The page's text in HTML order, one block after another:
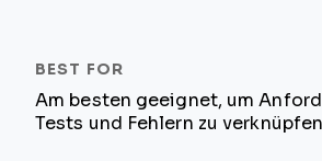
Am besten geeignet, um
Tests und Fehlern zu verknüpfen